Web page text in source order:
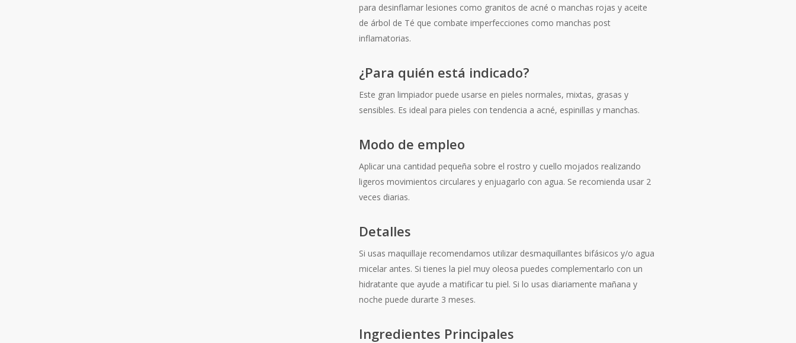
para desinflamar lesiones como granitos de acné o manchas rojas y aceite
de árbol de Té que combate imperfecciones como manchas post
inflamatorias.
¿Para quién está indicado?
Este gran limpiador puede usarse en pieles normales, mixtas, grasas y
sensibles. Es ideal para pieles con tendencia a acné, espinillas y manchas.
Modo de empleo
Aplicar una cantidad pequeña sobre el rostro y cuello mojados realizando
ligeros movimientos circulares y enjuagarlo con agua. Se recomienda usar 2
veces diarias.
Detalles
Si usas maquillaje recomendamos utilizar desmaquillantes bifásicos y/o agua
micelar antes. Si tienes la piel muy oleosa puedes complementarlo con un
hidratante que ayude a matificar tu piel. Si lo usas diariamente mañana y
noche puede durarte 3 meses.
Ingredientes Principales